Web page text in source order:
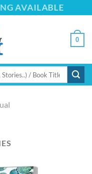
AVAILABLE
0